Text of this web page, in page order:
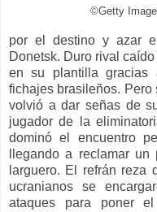
©Getty
por el destino y azar
Donetsk. Duro rival
en su plantilla gracias
fichajes brasileños.
volvió a dar señas de
jugador de la
dominó el encuentro
llegando a reclamar
larguero. El refrán reza
ucranianos se
ataques para poner